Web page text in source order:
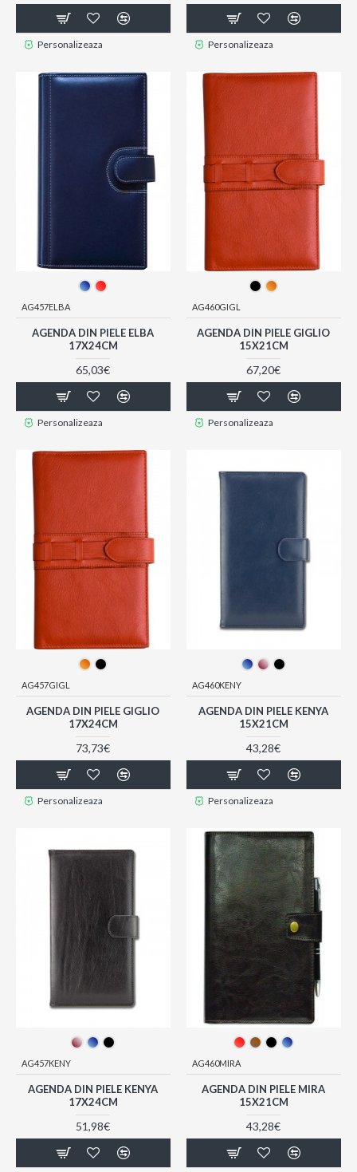
Personalizeaza Personalizeaza
AG457ELBA
AGENDA DIN PIELE ELBA
17X24CM
65,03€
Personalizeaza
AG460GIGL
AGENDA DIN PIELE GIGLIO
15X21CM
67,20€
Personalizeaza
AG457GIGL
AGENDA DIN PIELE GIGLIO
17X24CM
73,73€
Personalizeaza
AG460KENY
AGENDA DIN PIELE KENYA
15X21CM
43,28€
Personalizeaza
AG457KENY
AGENDA DIN PIELE KENYA
17X24CM
51,98€
AG460MIRA
AGENDA DIN PIELE MIRA
15X21CM
43,28€